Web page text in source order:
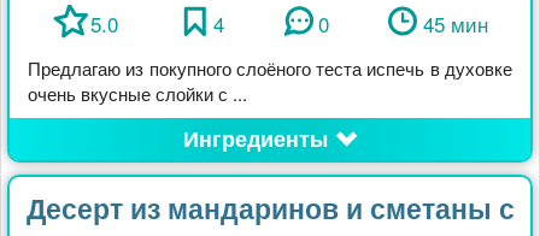
5.0 4 0 45 мин
Предлагаю из покупного слоёного теста испечь в духовке
очень вкусные слойки с ...
Ингредиенты
Десерт из мандаринов и сметаны с